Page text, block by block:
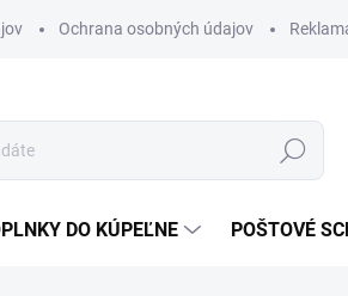
Ochrana osobných údajov
Hľadať
DO KÚPEĽNE POŠTOVÉ